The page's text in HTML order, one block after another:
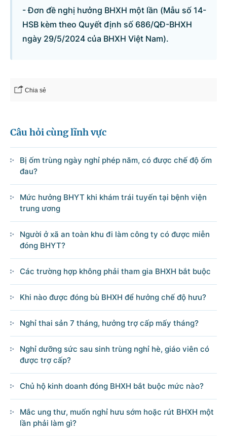
Hỏi đáp về tuyển sinh 2026
© CỔNG THÔNG TIN ĐIỆN TỬ CHÍNH PHỦ
Tổng Giám đốc: Nguyễn Hồng Sâm
Điện thoại: Văn phòng: 080 43162; Fax: 080.48924;
Email: thongtinchinhphu@chinhphu.vn.
Cổng TTĐT Chính phủ
Văn phòng Chính phủ
Ghi rõ nguồn 'Cổng Thông tin điện tử Chính phủ' hoặc
'www.chinhphu.vn' khi phát hành lại thông tin từ các nguồn này.
- Đơn đề nghị hưởng BHXH một lần (Mẫu số 14-
HSB kèm theo Quyết định số 686/QĐ-BHXH
ngày 29/5/2024 của BHXH Việt Nam).
Chia sẻ
Câu hỏi cùng lĩnh vực
Bị ốm trùng ngày nghỉ phép năm, có được chế độ ốm
đau?
Mức hưởng BHYT khi khám trái tuyến tại bệnh viện
trung ương
Người ở xã an toàn khu đi làm công ty có được miễn
đóng BHYT?
Các trường hợp không phải tham gia BHXH bắt buộc
Khi nào được đóng bù BHXH để hưởng chế độ hưu?
Nghỉ thai sản 7 tháng, hưởng trợ cấp mấy tháng?
Nghỉ dưỡng sức sau sinh trùng nghỉ hè, giáo viên có
được trợ cấp?
Chủ hộ kinh doanh đóng BHXH bắt buộc mức nào?
Mắc ung thư, muốn nghỉ hưu sớm hoặc rút BHXH một
lần phải làm gì?